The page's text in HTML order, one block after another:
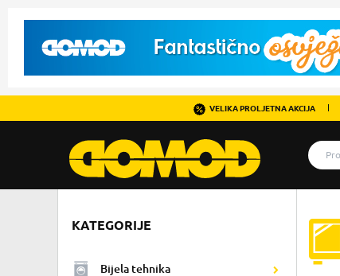
VELIKA PROLJETNA AKCIJA
KATEGORIJE
Bijela tehnika